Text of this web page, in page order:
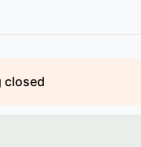
closed